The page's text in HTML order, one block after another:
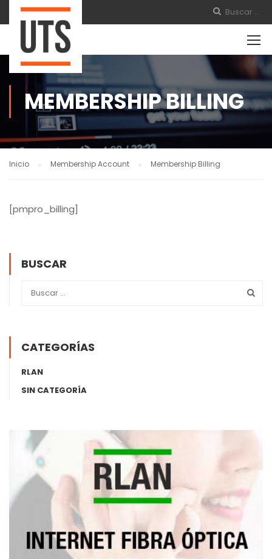
MEMBERSHIP BILLING
Inicio Membership Account Membership Billing
[pmpro_billing]
BUSCAR
CATEGORÍAS
RLAN
SIN CATEGORÍA